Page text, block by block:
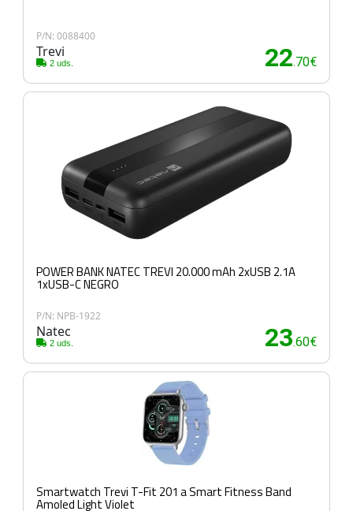
P/N: 0088400
Trevi
2 uds. 22.70€
POWER BANK NATEC TREVI 20.000 mAh 2xUSB 2.1A
1xUSB-C NEGRO
P/N: NPB-1922
Natec
2 uds. 23.60€
Smartwatch Trevi T-Fit 201 a Smart Fitness Band
Amoled Light Violet